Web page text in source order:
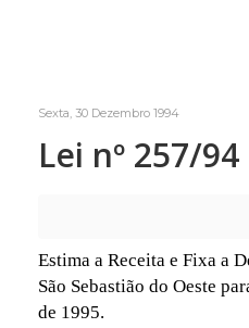
Sexta, 30 Dezembro 1994
Lei nº 257/94
Estima a Receita e Fixa a
São Sebastião do Oeste
de 1995.